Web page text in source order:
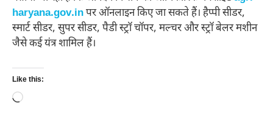
haryana.gov.inपर ऑनलाइन किए जा सकते हैं। हैप्पी सीडर,
स्मार्ट सीडर, सुपर सीडर, पैडी स्ट्रॉ चॉपर, मल्चर और स्ट्रॉ बेलर मशीन
जैसे कई यंत्र शामिल हैं।
Like this:
Loading…